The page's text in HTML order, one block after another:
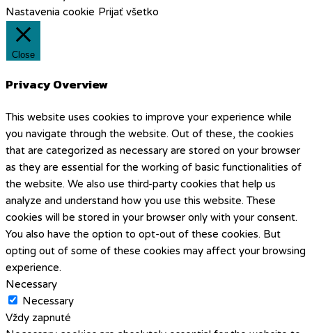
Nastavenia cookie Prijať všetko
Close
Privacy Overview
This website uses cookies to improve your experience while
you navigate through the website. Out of these, the cookies
that are categorized as necessary are stored on your browser
as they are essential for the working of basic functionalities of
the website. We also use third-party cookies that help us
analyze and understand how you use this website. These
cookies will be stored in your browser only with your consent.
You also have the option to opt-out of these cookies. But
opting out of some of these cookies may affect your browsing
experience.
Necessary
Necessary
Vždy zapnuté